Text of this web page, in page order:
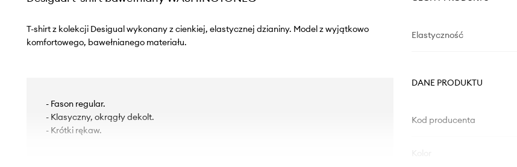
T-shirt z kolekcji Desigual wykonany z cienkiej, elastycznej dzianiny. Model z wyjątkowo
komfortowego, bawełnianego materiału.
- Fason regular.
- Klasyczny, okrągły dekolt.
- Krótki rękaw.
Elastyczność
DANE PRODUKTU
Kod producenta